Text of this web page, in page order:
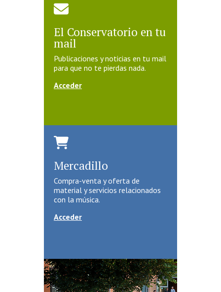
El Conservatorio en tu
mail
Publicaciones y noticias en tu mail
para que no te pierdas nada.
Acceder
Mercadillo
Compra-venta y oferta de
material y servicios relacionados
con la música.
Acceder